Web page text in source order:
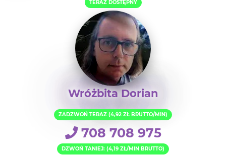
TERAZ DOSTĘPNY
Wróżbita Dorian
ZADZWOŃ TERAZ (4,92 ZŁ BRUTTO/MIN)
708 708 975
DZWOŃ TANIEJ: (4,19 ZŁ/MIN BRUTTO)